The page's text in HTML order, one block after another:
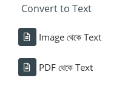
Convert to Text
Image থেকে Text
PDF থেকে Text